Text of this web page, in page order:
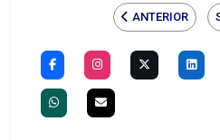
ANTERIOR